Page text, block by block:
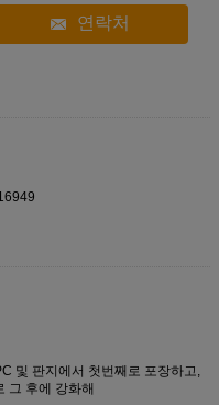
연락처
및 판지에서 첫번째로 포장하고,
그 후에 강화해